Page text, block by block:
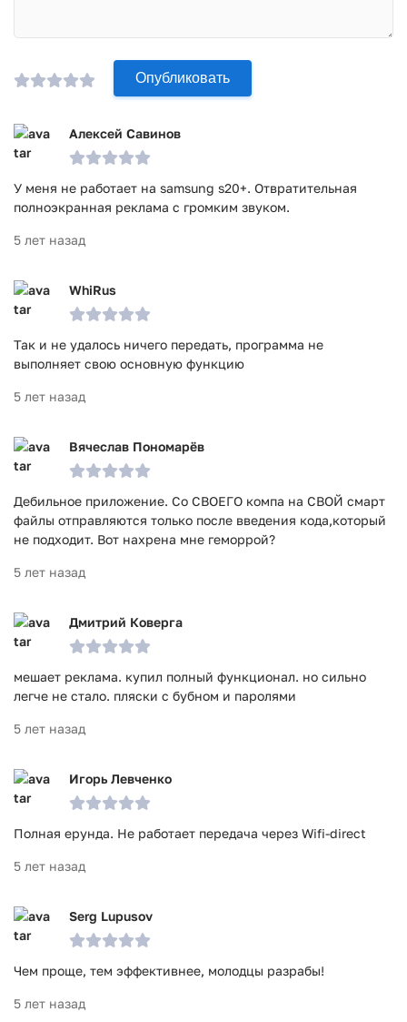
функционировало как следует.
Приложение SuperBeam | WiFi Direct Share прошло
по всем последним сигнатурам заражения файлов не
выявлено.
Опубликовать
Алексей Савинов
У меня не работает на samsung s20+. Отвратительная
полноэкранная реклама с громким звуком.
5 лет назад
WhiRus
Так и не удалось ничего передать, программа не
выполняет свою основную функцию
5 лет назад
Вячеслав Пономарёв
Дебильное приложение. Со СВОЕГО компа на СВОЙ смарт
файлы отправляются только после введения кода,который
не подходит. Вот нахрена мне геморрой?
5 лет назад
Дмитрий Коверга
мешает реклама. купил полный функционал. но сильно
легче не стало. пляски с бубном и паролями
5 лет назад
Игорь Левченко
Полная ерунда. Не работает передача через Wifi-direct
5 лет назад
Serg Lupusov
Чем проще, тем эффективнее, молодцы разрабы!
5 лет назад